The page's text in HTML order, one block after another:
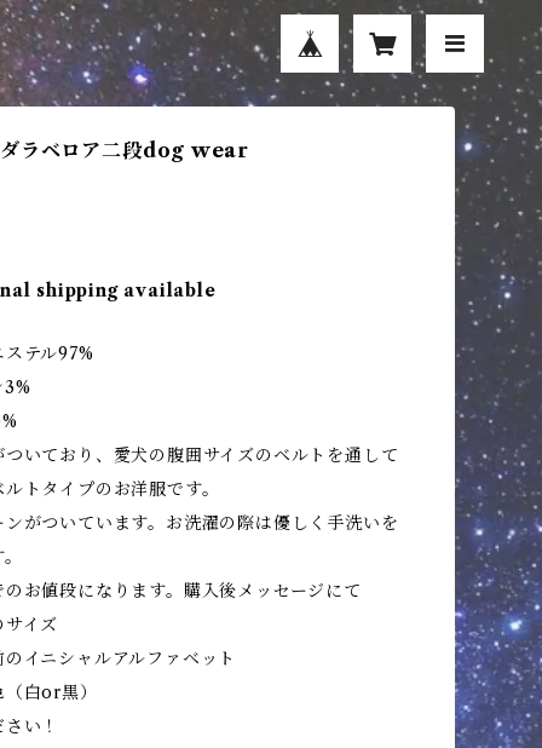
ダラベロア二段dog wear
shipping available
テル97%
3%
いており、愛犬の腹囲サイズのベルトを通して
トタイプのお洋服です。
がついています。お洗濯の際は優しく手洗いを
お値段になります。購入後メッセージにて
イズ
イニシャルアルファベット
白or黒）
い！